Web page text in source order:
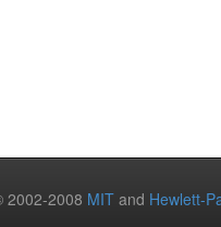
2002-2008 MIT and Hewlett-